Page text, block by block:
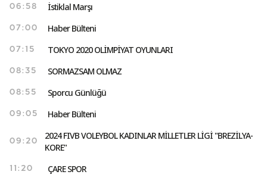
06:58 İstiklal Marşı
07:00 Haber Bülteni
07:15 TOKYO 2020 OLİMPİYAT OYUNLARI
08:35 SORMAZSAM OLMAZ
08:55 Sporcu Günlüğü
09:05 Haber Bülteni
09:20
2024 FIVB VOLEYBOL KADINLAR MİLLETLER LİGİ "BREZİLYA-
KORE"
11:20 ÇARE SPOR